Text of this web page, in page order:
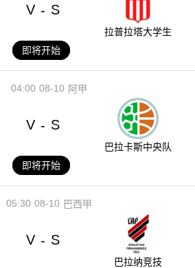
V - S
拉普拉塔大学生
即将开始
08-10
04:00 阿甲
V - S
巴拉卡斯中央队
即将开始
08-10
05:30 巴西甲
V - S
巴拉纳竞技